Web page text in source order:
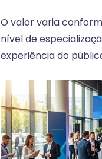
O valor varia
nível de
experiência do